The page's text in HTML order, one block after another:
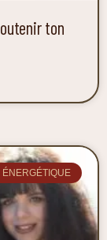
ton
ÉNERGÉTIQUE